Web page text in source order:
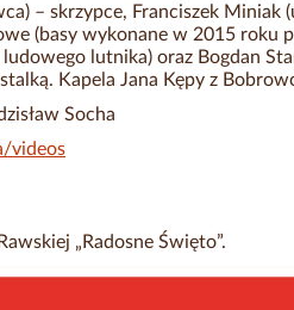
– skrzypce, Franciszek Miniak
(basy wykonane w 2015 roku
lutnika) oraz Bogdan
Kapela Jana Kępy z
Socha
videos
„Radosne Święto”.